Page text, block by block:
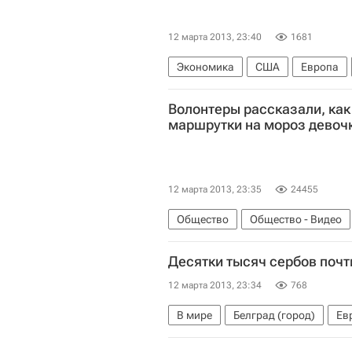
12 марта 2013, 23:40 1681
Экономика США Европа
Владимир Путин
Сергей
Федеральная служба по
Волонтеры рассказали,
маршрутки на мороз
12 марта 2013, 23:35 24455
Общество Общество - Видео
Центральный ФО
Весь мир
Поисковый отряд "Лиза Алерт"
Россия
Десятки тысяч сербов
12 марта 2013, 23:34 768
В мире Белград (город)
Слободан Милошевич
Зоран